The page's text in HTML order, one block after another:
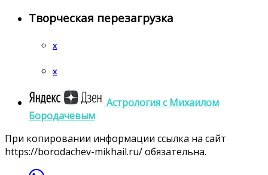
Творческая перезагрузка
x
x
Астрология c Михаилом
Бородачевым
При копировании информации ссылка на сайт
https://borodachev-mikhail.ru/ обязательна.